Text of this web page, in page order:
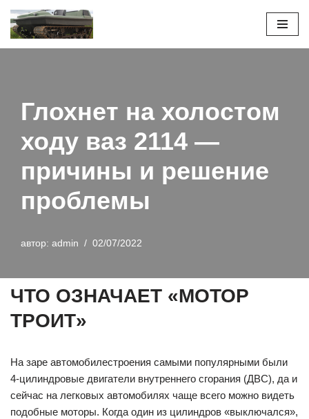
Перейти
Глохнет на холостом
ходу ваз 2114 —
причины и решение
проблемы
автор: admin 02/07/2022
ЧТО ОЗНАЧАЕТ «МОТОР
ТРОИТ»
На заре автомобилестроения самыми популярными были
4-цилиндровые двигатели внутреннего сгорания (ДВС), да и
сейчас на легковых автомобилях чаще всего можно видеть
подобные моторы. Когда один из цилиндров «выключался»,